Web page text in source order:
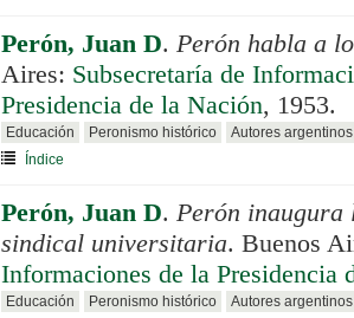
Perón, Juan D. Perón habla a
Aires: Subsecretaría de
Presidencia de la Nación, 1953.
Educación Peronismo histórico
Autores argentinos
Índice
Perón, Juan D. Perón inaugura
sindical universitaria. Buenos
Informaciones de la Presidencia
Educación Peronismo histórico
Autores argentinos